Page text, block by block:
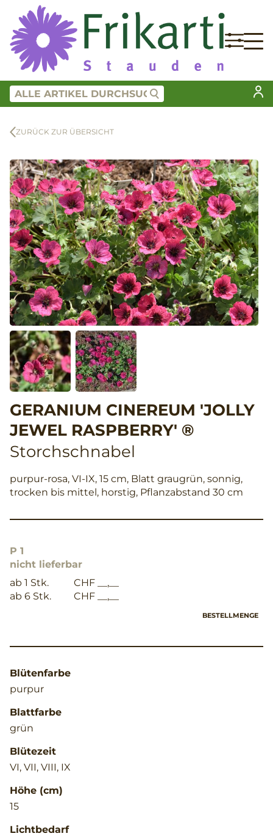
ZURÜCK ZUR ÜBERSICHT
GERANIUM CINEREUM 'JOLLY
JEWEL RASPBERRY' ®
Storchschnabel
purpur-rosa, VI-IX, 15 cm, Blatt graugrün, sonnig,
trocken bis mittel, horstig, Pflanzabstand 30 cm
P 1
nicht lieferbar
ab 1 Stk.
CHF __,__
ab 6 Stk.
CHF __,__
BESTELLMENGE
Blütenfarbe
purpur
Blattfarbe
grün
Blütezeit
VI, VII, VIII, IX
Höhe (cm)
15
Lichtbedarf